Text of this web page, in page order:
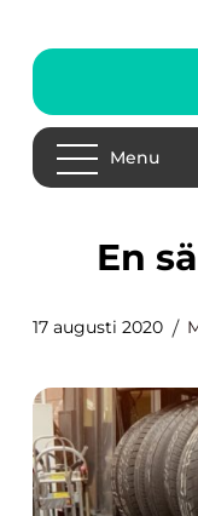
Menu
En
17 augusti 2020